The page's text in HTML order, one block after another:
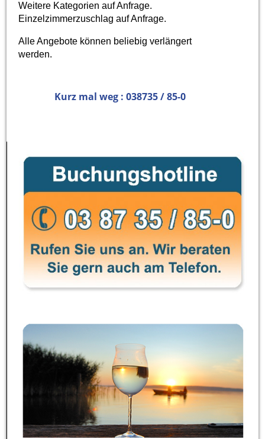
Weitere Kategorien auf Anfrage.
Einzelzimmerzuschlag auf Anfrage.
Alle Angebote können beliebig verlängert
werden.
Kurz mal weg : 038735 / 85-0